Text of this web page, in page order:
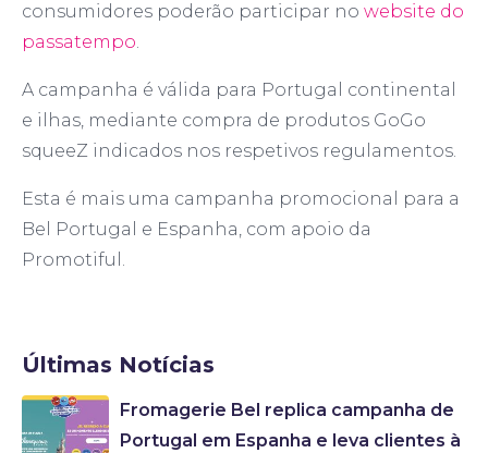
consumidores poderão participar no website do
passatempo.
A campanha é válida para Portugal continental
e ilhas, mediante compra de produtos GoGo
squeeZ indicados nos respetivos regulamentos.
Esta é mais uma campanha promocional para a
Bel Portugal e Espanha, com apoio da
Promotiful.
Últimas Notícias
Fromagerie Bel replica campanha de
Portugal em Espanha e leva clientes à